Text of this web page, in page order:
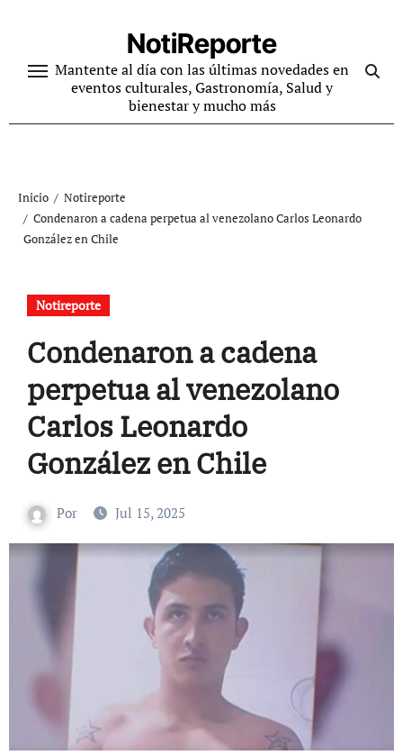
contenido
NotiReporte
Mantente al día con las últimas novedades en
eventos culturales, Gastronomía, Salud y
bienestar y mucho más
Inicio
Notireporte
Condenaron a cadena perpetua al venezolano Carlos Leonardo
González en Chile
Notireporte
Condenaron a cadena
perpetua al venezolano
Carlos Leonardo
González en Chile
Por Jul 15, 2025